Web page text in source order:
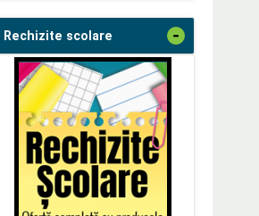
Rechizite scolare -